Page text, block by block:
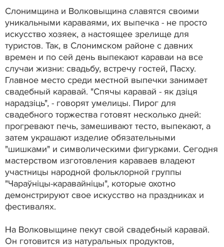
Слонимщина и Волковыщина славятся своими
уникальными караваями, их выпечка - не просто
искусство хозяек, а настоящее зрелище для
туристов. Так, в Слонимском районе с давних
времен и по сей день выпекают караваи на все
случаи жизни: свадьбу, встречу гостей, Пасху.
Главное место среди местной выпечки занимает
свадебный каравай. "Спячы каравай - як дзiця
нарадзiць", - говорят умелицы. Пирог для
свадебного торжества готовят несколько дней:
прогревают печь, замешивают тесто, выпекают, а
затем украшают изделие обязательными
"шишками" и символическими фигурками. Сегодня
мастерством изготовления караваев владеют
участницы народной фольклорной группы
"Чараўніцы-каравайніцы", которые охотно
демонстрируют свое искусство на праздниках и
фестивалях.
На Волковыщине пекут свой свадебный каравай.
Он готовится из натуральных продуктов,